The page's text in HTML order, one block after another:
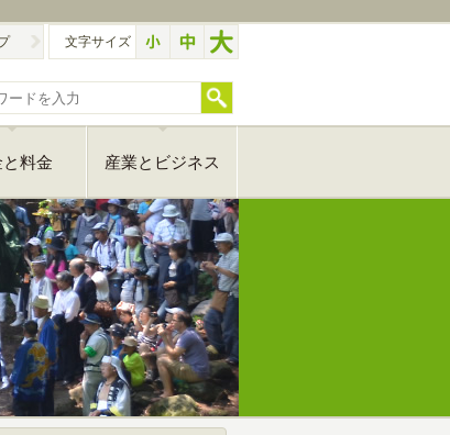
文字サイズ
料金 産業とビジネス